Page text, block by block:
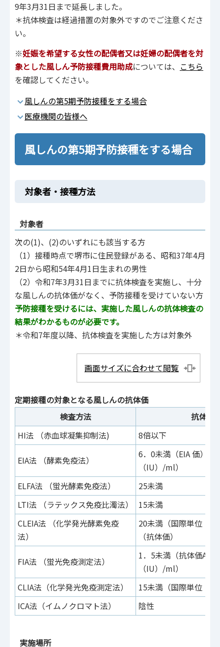
9年3月31日まで延長しました。
＊抗体検査は経過措置の対象外ですのでご注意くださ
い。
※妊娠を希望する女性の配偶者又は妊婦の配偶者を対
象とした風しん予防接種費用助成については、 こちら
を確認してください。
風しんの第5期予防接種をする場合
医療機関の皆様へ
風しんの第5期予防接種をする場合
対象者・接種方法
対象者
次の(1)、(2)のいずれにも該当する方
（1）接種時点で堺市に住民登録がある、昭和37年4月
2日から昭和54年4月1日生まれの男性
（2）令和7年3月31日までに抗体検査を実施し、十分
な風しんの抗体価がなく、予防接種を受けていない方
予防接種を受けるには、実施した風しんの抗体検査の
結果がわかるものが必要です。
＊令和7年度以降、抗体検査を実施した方は対象外
画面サイズに合わせて閲覧
定期接種の対象となる風しんの抗体価
検査方法
抗体価
HI法 （赤血球凝集抑制法)
8倍以下
EIA法 （酵素免疫法）
6．0未満（EIA 価）
（IU）/ml）
ELFA法 （蛍光酵素免疫法）
25未満
LTI法 （ラテックス免疫比濁法）
15未満
CLEIA法 （化学発光酵素免疫
法）
20未満（国際単位（
（抗体価）
FIA法 （蛍光免疫測定法）
1．5未満（抗体価AI
（IU）/ml）
CLIA法（化学発光免疫測定法）
15未満（国際単位（
ICA法（イムノクロマト法）
陰性
実施場所